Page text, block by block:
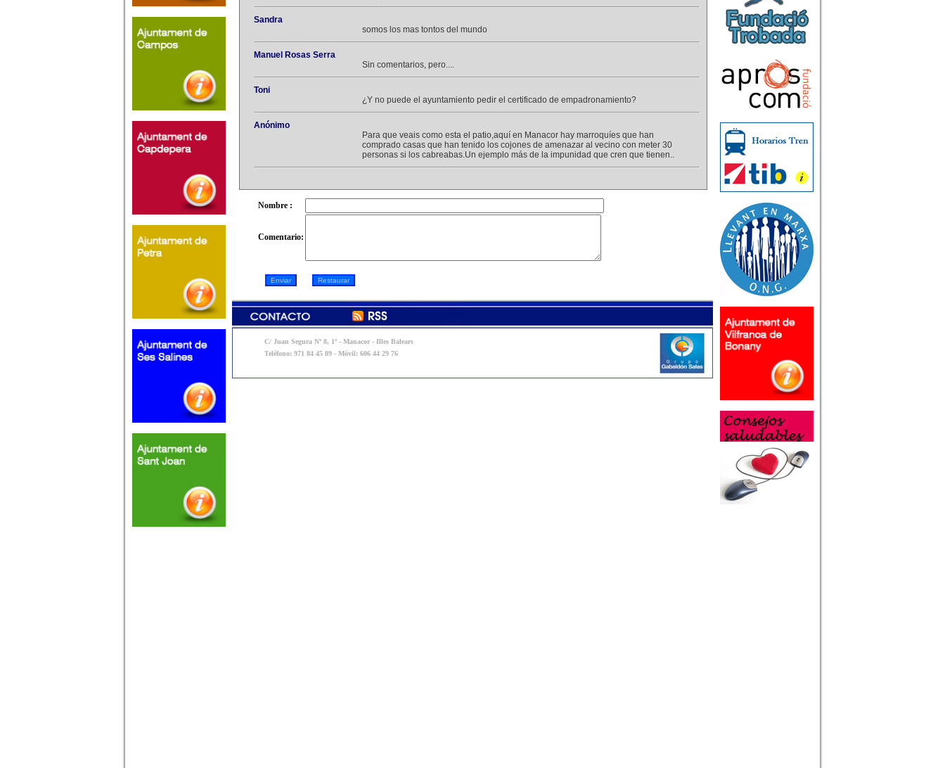
Sandra
somos los mas tontos del mundo
Manuel Rosas Serra
Sin comentarios, pero....
Toni
¿Y no puede el ayuntamiento pedir el certificado de empadronamiento?
Anónimo
Para que veais como esta el patio,aquí en Manacor hay marroquíes que han
comprado casas que han tenido los cojones de amenazar al vecino con meter 30
personas si los cabreabas.Un ejemplo más de la impunidad que cren que tienen..
Nombre :
Comentario:
C/ Juan Segura Nº 8, 1º - Manacor - Illes Balears
Teléfono: 971 84 45 89 - Móvil: 606 44 29 76